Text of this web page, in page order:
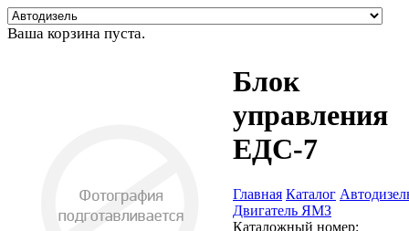
Ваша корзина пуста.
Блок
управления
ЕДС-7
Главная Каталог
Двигатель ЯМЗ
Каталожный номер: